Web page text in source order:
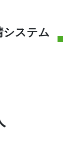
システム